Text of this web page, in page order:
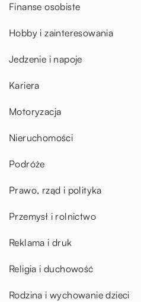
Finanse osobiste
Hobby i zainteresowania
Jedzenie i napoje
Kariera
Motoryzacja
Nieruchomości
Podróże
Prawo, rząd i polityka
Przemysł i rolnictwo
Reklama i druk
Religia i duchowość
Rodzina i wychowanie dzieci